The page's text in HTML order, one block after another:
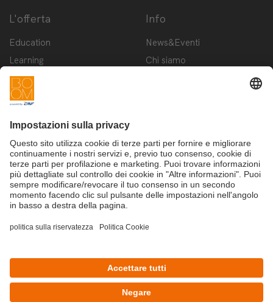
L'offerta
Education
Learning
Innovation
Startup
Info
News&Eventi
Chi siamo
Iscriviti alla newsletter BOOM
This site is protected by reCAPTCHA and the Google
©Copyright 2025 - CRIF S.p.A.
CRIF S.p.A.: Via della Beverara, 21 | 40131 Bologna | Italy